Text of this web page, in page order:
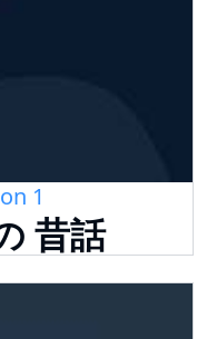
1
昔話